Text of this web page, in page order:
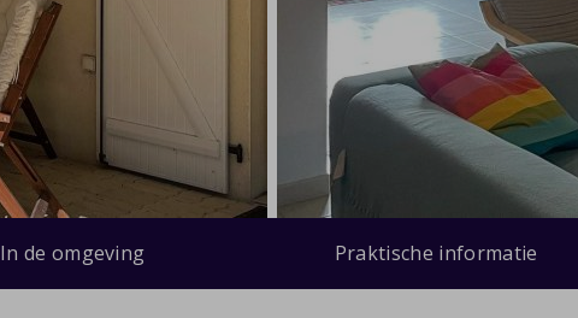
In de omgeving Praktische informatie